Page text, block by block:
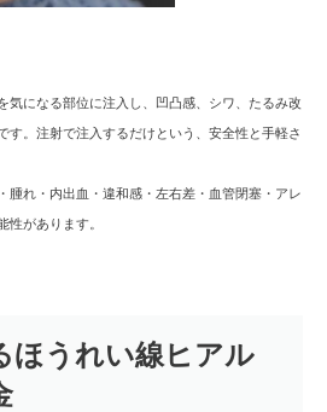
気になる部位に注入し、凹凸感、シワ、たるみ改
す。注射で注入するだけという、安全性と手軽さ
腫れ・内出血・違和感・左右差・血管閉塞・アレ
性があります。
ほうれい線ヒアル